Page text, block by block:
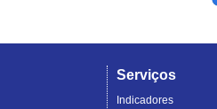
Serviços
Indicadores